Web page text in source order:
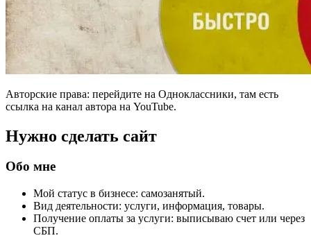
Авторские права: перейдите на Одноклассники, там есть
ссылка на канал автора на YouTube.
Нужно сделать сайт
Обо мне
Мой статус в бизнесе: самозанятый.
Вид деятельности: услуги, информация, товары.
Получение оплаты за услуги: выписываю счет или через
СБП.